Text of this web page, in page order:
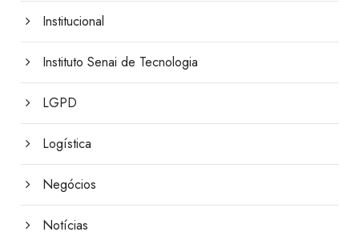
Institucional
Instituto Senai de Tecnologia
LGPD
Logística
Negócios
Notícias